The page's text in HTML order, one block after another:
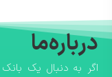
درباره‌ما
اگر به دنبال یک